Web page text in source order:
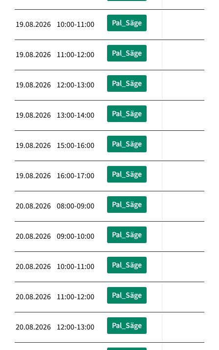
19.08.2026 10:00-11:00 Pal_Säge
19.08.2026 11:00-12:00 Pal_Säge
19.08.2026 12:00-13:00 Pal_Säge
19.08.2026 13:00-14:00 Pal_Säge
19.08.2026 15:00-16:00 Pal_Säge
19.08.2026 16:00-17:00 Pal_Säge
20.08.2026 08:00-09:00 Pal_Säge
20.08.2026 09:00-10:00 Pal_Säge
20.08.2026 10:00-11:00 Pal_Säge
20.08.2026 11:00-12:00 Pal_Säge
20.08.2026 12:00-13:00 Pal_Säge